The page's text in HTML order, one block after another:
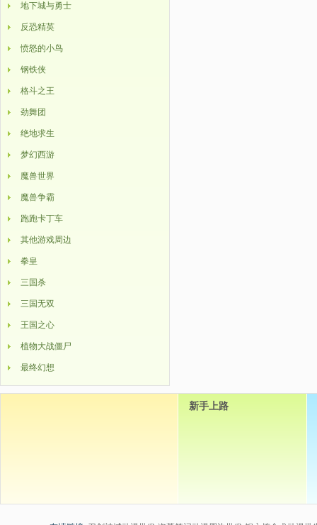
地下城与勇士
反恐精英
愤怒的小鸟
钢铁侠
格斗之王
劲舞团
绝地求生
梦幻西游
魔兽世界
魔兽争霸
跑跑卡丁车
其他游戏周边
拳皇
三国杀
三国无双
王国之心
植物大战僵尸
最终幻想
新手上路